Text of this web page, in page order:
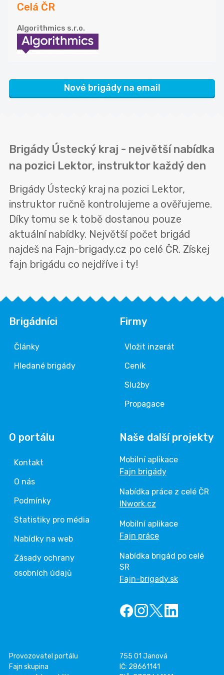
Celá ČR
Algorithmics s.r.o.
Nové brigády na email
Brigády Ústecký kraj - největší nabídka
na pozici Lektor, instruktor každý den
Brigády Ústecký kraj na pozici Lektor,
instruktor ručně kontrolujeme a ověřujeme.
Díky tomu se k tobě dostanou pouze
aktuální nabídky. Největší počet brigád
najdeš na Fajn-brigady.cz po celé ČR. Získej
fajn brigádu co nejdříve i ty!
Brigádníci
Články
Hledané brigády
Firmy
Vložit inzerát
Ceník
Služby
Propagace
O portálu
Kontakt
O nás
Podmínky
Statistiky pro média
Nabídky na web
Zásady ochrany
osobních údajů
Naše další projekty
Mobilní aplikace
Fajn brigády
Nabídka práce z celé ČR
INwork.cz
Mobilní aplikace
Fajn práce
Nabídka brigád po celé
SR
Fajn-brigady.sk
Provozovatel portálu
Fajn skupina
755 01 Janová
IČ: 28661141